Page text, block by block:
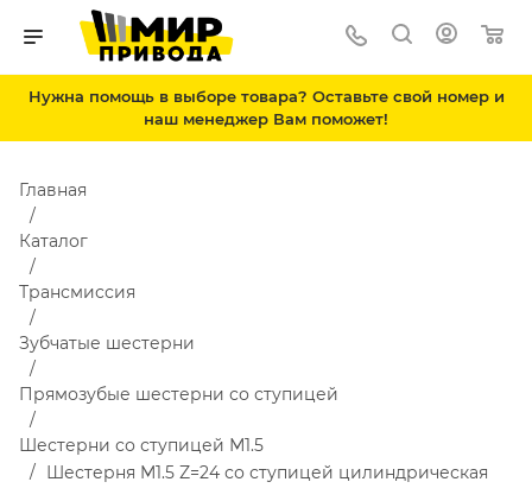
Нужна помощь в выборе товара? Оставьте свой номер и
наш менеджер Вам поможет!
Главная
Каталог
Трансмиссия
Зубчатые шестерни
Прямозубые шестерни со ступицей
Шестерни со ступицей М1.5
Шестерня M1.5 Z=24 со ступицей цилиндрическая